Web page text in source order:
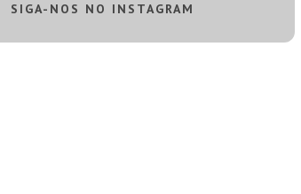
SIGA-NOS NO INSTAGRAM